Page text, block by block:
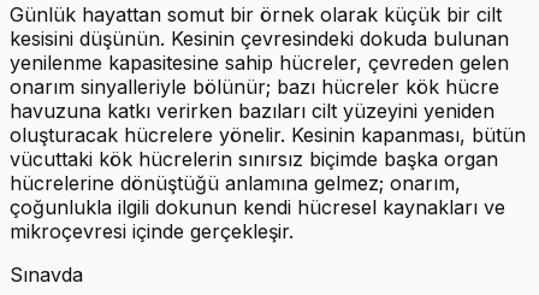
işlevsel\ hücre
Günlük hayattan somut bir örnek olarak küçük bir cilt
kesisini düşünün. Kesinin çevresindeki dokuda bulunan
yenilenme kapasitesine sahip hücreler, çevreden gelen
onarım sinyalleriyle bölünür; bazı hücreler kök hücre
havuzuna katkı verirken bazıları cilt yüzeyini yeniden
oluşturacak hücrelere yönelir. Kesinin kapanması, bütün
vücuttaki kök hücrelerin sınırsız biçimde başka organ
hücrelerine dönüştüğü anlamına gelmez; onarım,
çoğunlukla ilgili dokunun kendi hücresel kaynakları ve
mikroçevresi içinde gerçekleşir.
Sınavda